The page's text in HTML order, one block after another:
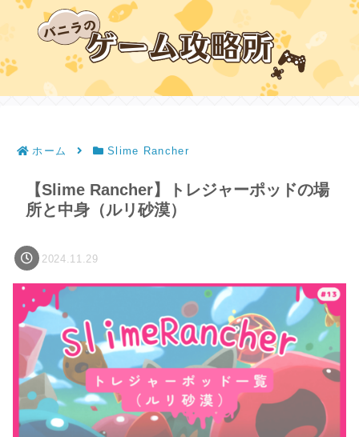
ホーム Slime Rancher
【Slime Rancher】トレジャーポッドの場
所と中身（ルリ砂漠）
2024.11.29